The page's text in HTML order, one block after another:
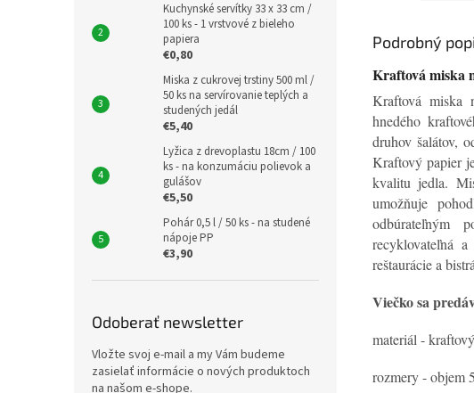
Kuchynské servítky 33 x 33 cm /
100 ks - 1 vrstvové z bieleho
papiera
€0,80
Miska z cukrovej trstiny 500 ml /
50 ks na servírovanie teplých a
studených jedál
€5,40
Lyžica z drevoplastu 18cm / 100
ks - na konzumáciu polievok a
gulášov
€5,50
Pohár 0,5 l / 50 ks - na studené
nápoje PP
€3,90
Odoberať newsletter
Vložte svoj e-mail a my Vám budeme
zasielať informácie o nových produktoch
na našom e-shope.
Podrobný
Kraftová miska
Kraftová miska
hnedého
druhov šalátov,
Kraftový papier
kvalitu jedla.
umožňuje
odbúrateľným
recyklovateľná
reštaurácie a
Viečko sa
materiál -
rozmery - objem